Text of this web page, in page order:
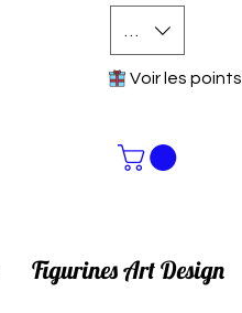
EUR (€)
Voir les points
Figurines Art Design